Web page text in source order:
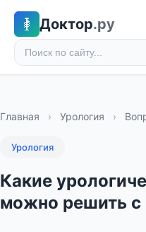
Доктор.ру
Главная › Урология ›
Урология
Какие
можно решить